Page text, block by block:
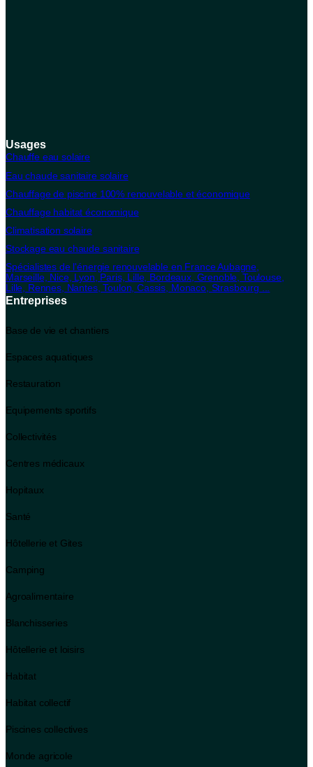
Usages
Chauffe eau solaire
Eau chaude sanitaire solaire
Chauffage de piscine 100% renouvelable et économique
Chauffage habitat économique
Climatisation solaire
Stockage eau chaude sanitaire
Spécialistes de l'énergie renouvelable en France Aubagne,
Marseille, Nice, Lyon, Paris, Lille, Bordeaux, Grenoble, Toulouse,
Lille, Rennes, Nantes, Toulon, Cassis, Monaco, Strasbourg ...
Entreprises
Base de vie et chantiers
Espaces aquatiques
Restauration
Equipements sportifs
Collectivités
Centres médicaux
Hopitaux
Santé
Hôtellerie et Gites
Camping
Agroalimentaire
Blanchisseries
Hôtellerie et loisirs
Habitat
Habitat collectif
Piscines collectives
Monde agricole